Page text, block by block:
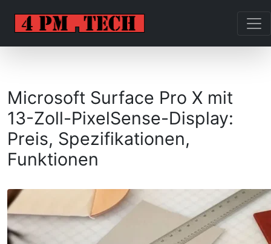
Microsoft Surface Pro X mit
13-Zoll-PixelSense-Display:
Preis, Spezifikationen,
Funktionen